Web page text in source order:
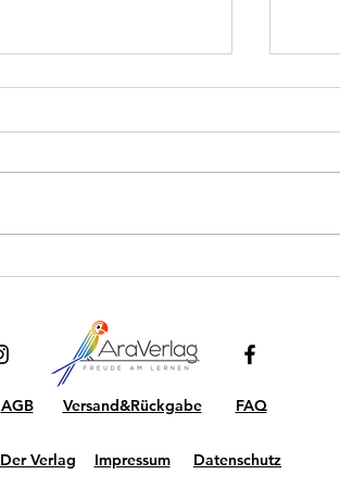
Versand&Rückgabe
AGB FAQ
Der Verlag Impressum Datenschutz